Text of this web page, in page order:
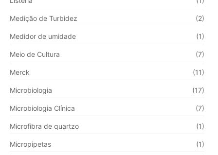
Medição de Turbidez (2)
Medidor de umidade (1)
Meio de Cultura (7)
Merck (11)
Microbiologia (17)
Microbiologia Clínica (7)
Microfibra de quartzo (1)
Micropipetas (1)